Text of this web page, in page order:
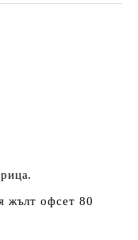
жълт офсет 80